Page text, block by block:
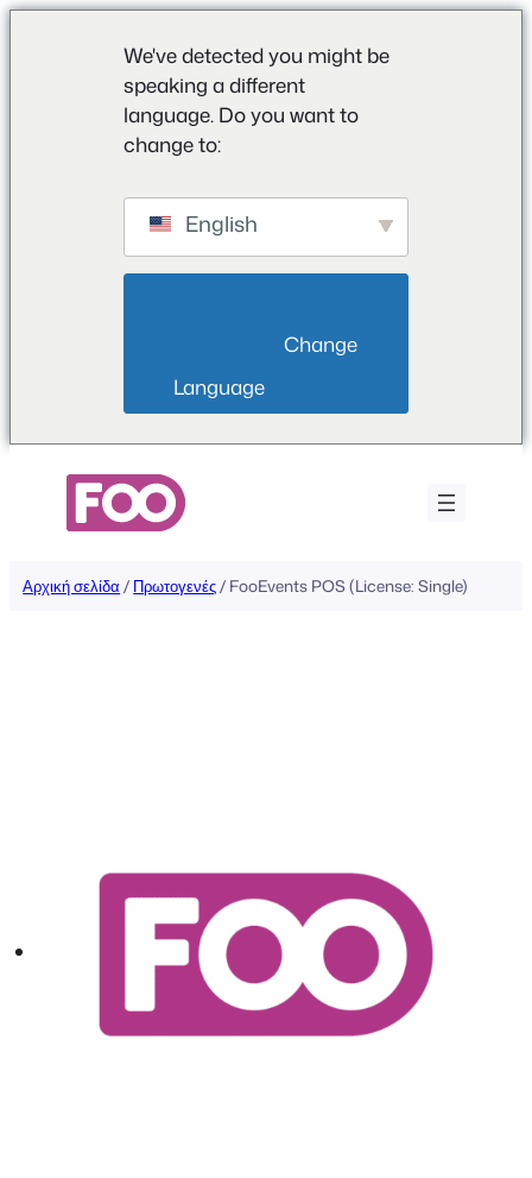
We've detected you might be
speaking a different
language. Do you want to
change to:
English
Language
περιεχόμενο
Αρχική σελίδα / Πρωτογενές/ FooEvents POS (License: Single)